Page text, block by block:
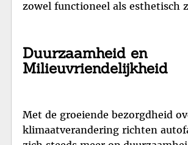
zowel functioneel als esthetisch
Duurzaamheid en
Milieuvriendelijkheid
Met de groeiende bezorgdheid
klimaatverandering richten